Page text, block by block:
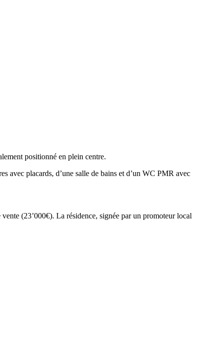
positionné en plein centre.
avec placards, d’une salle de bains et d’un WC PMR avec
(23’000€). La résidence, signée par un promoteur local